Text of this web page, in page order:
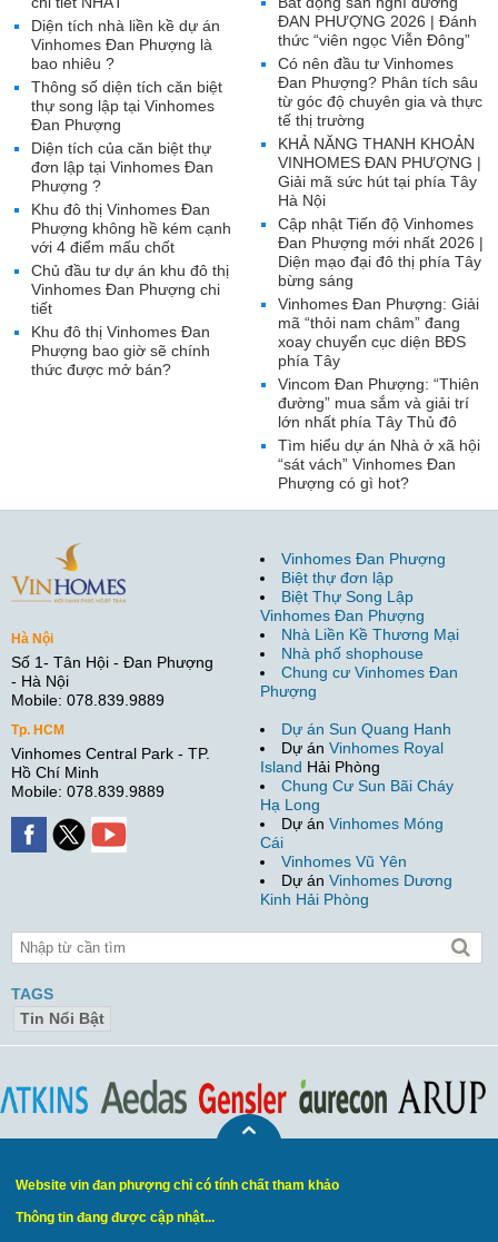
ĐAN PHƯỢNG 2026 | Đánh
thức “viên ngọc Viễn Đông”
Có nên đầu tư Vinhomes
Đan Phượng? Phân tích sâu
từ góc độ chuyên gia và thực
tế thị trường
KHẢ NĂNG THANH KHOẢN
VINHOMES ĐAN PHƯỢNG |
Giải mã sức hút tại phía Tây
Hà Nội
Cập nhật Tiến độ Vinhomes
Đan Phượng mới nhất 2026 |
Diện mạo đại đô thị phía Tây
bừng sáng
Vinhomes Đan Phượng: Giải
mã “thỏi nam châm” đang
xoay chuyển cục diện BĐS
phía Tây
Vincom Đan Phượng: “Thiên
đường” mua sắm và giải trí
lớn nhất phía Tây Thủ đô
Tìm hiểu dự án Nhà ở xã hội
“sát vách” Vinhomes Đan
Phượng có gì hot?
Diện tích nhà liền kề dự án
Vinhomes Đan Phượng là
bao nhiêu ?
Thông số diện tích căn biệt
thự song lập tại Vinhomes
Đan Phượng
Diện tích của căn biệt thự
đơn lập tại Vinhomes Đan
Phượng ?
Khu đô thị Vinhomes Đan
Phượng không hề kém cạnh
với 4 điểm mấu chốt
Chủ đầu tư dự án khu đô thị
Vinhomes Đan Phượng chi
tiết
Khu đô thị Vinhomes Đan
Phượng bao giờ sẽ chính
thức được mở bán?
Hà Nội
Số 1- Tân Hội - Đan Phượng
- Hà Nội
Mobile: 078.839.9889
Tp. HCM
Vinhomes Central Park - TP.
Hồ Chí Minh
Mobile: 078.839.9889
Vinhomes Đan Phượng
Biệt thự đơn lập
Biệt Thự Song Lập
Vinhomes Đan Phượng
Nhà Liền Kề Thương Mại
Nhà phố shophouse
Chung cư Vinhomes Đan
Phượng
Dự án Sun Quang Hanh
Dự án Vinhomes Royal
Island Hải Phòng
Chung Cư Sun Bãi Cháy
Hạ Long
Dự án Vinhomes Móng
Cái
Vinhomes Vũ Yên
Dự án Vinhomes Dương
Kinh Hải Phòng
TAGS
Tin Nổi Bật
Website vin đan phượng chỉ có tính chất tham khảo
Thông tin đang được cập nhật...